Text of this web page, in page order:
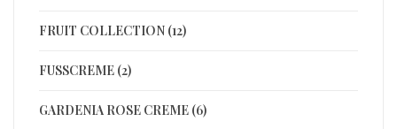
FRUIT COLLECTION (12)
FUSSCREME (2)
GARDENIA ROSE CREME (6)